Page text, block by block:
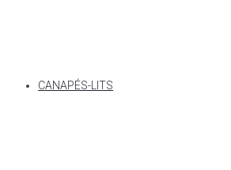
CANAPÉS-LITS